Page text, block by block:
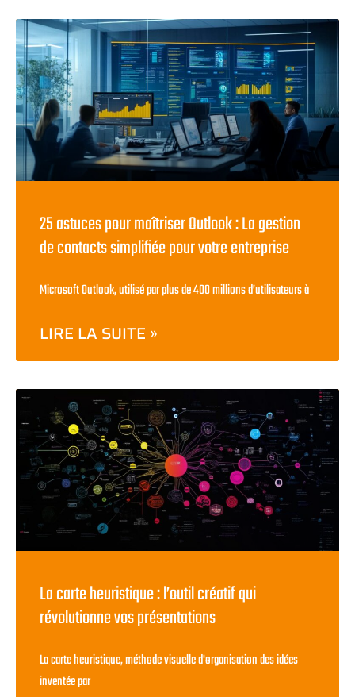
25 astuces pour maîtriser Outlook : La gestion
de contacts simplifiée pour votre entreprise
Microsoft Outlook, utilisé par plus de 400 millions d’utilisateurs à
LIRE LA SUITE »
La carte heuristique : l’outil créatif qui
révolutionne vos présentations
La carte heuristique, méthode visuelle d'organisation des idées
inventée par